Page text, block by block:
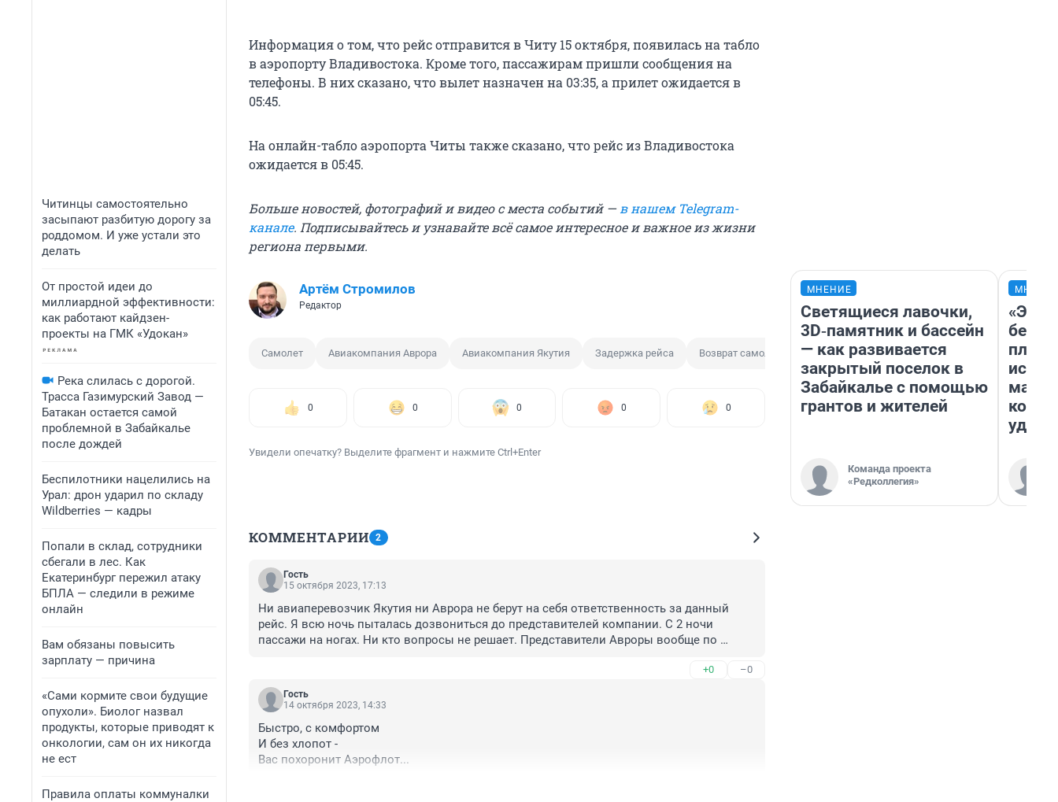
Читинцы самостоятельно
засыпают разбитую дорогу за
роддомом. И уже устали это
делать
От простой идеи до
миллиардной эффективности:
как работают кайдзен-
проекты на ГМК «Удокан»
Река слилась с дорогой.
Трасса Газимурский Завод —
Батакан остается самой
проблемной в Забайкалье
после дождей
Беспилотники нацелились на
Урал: дрон ударил по складу
Wildberries — кадры
Попали в склад, сотрудники
сбегали в лес. Как
Екатеринбург пережил атаку
БПЛА — следили в режиме
онлайн
Вам обязаны повысить
зарплату — причина
«Сами кормите свои будущие
опухоли». Биолог назвал
продукты, которые приводят к
онкологии, сам он их никогда
не ест
Правила оплаты коммуналки
Информация о том, что рейс отправится в Читу 15 октября, появилась на табло
в аэропорту Владивостока. Кроме того, пассажирам пришли сообщения на
телефоны. В них сказано, что вылет назначен на 03:35, а прилет ожидается в
05:45.
На онлайн-табло аэропорта Читы также сказано, что рейс из Владивостока
ожидается в 05:45.
Больше новостей, фотографий и видео с места событий — в нашем Telegram-
канале. Подписывайтесь и узнавайте всё самое интересное и важное из жизни
региона первыми.
Артём Стромилов
Редактор
Самолет Авиакомпания Аврора Авиакомпания Якутия Задержка рейса Возврат самолета
0 0 0 0 0
Увидели опечатку? Выделите фрагмент и нажмите Ctrl+Enter
КОММЕНТАРИИ 2
Гость
15 октября 2023, 17:13
Ни авиаперевозчик Якутия ни Аврора не берут на себя ответственность за данный
рейс. Я всю ночь пыталась дозвониться до представителей компании. С 2 ночи
пассажи на ногах. Ни кто вопросы не решает. Представители Авроры вообще по
+0 –0
Гость
14 октября 2023, 14:33
Быстро, с комфортом
И без хлопот -
Вас похоронит Аэрофлот...
МНЕНИЕ
Светящиеся лавочки,
3D‑памятник и бассейн
— как развивается
закрытый поселок в
Забайкалье с помощью
грантов и жителей
Команда проекта
«Редколлегия»
«Это